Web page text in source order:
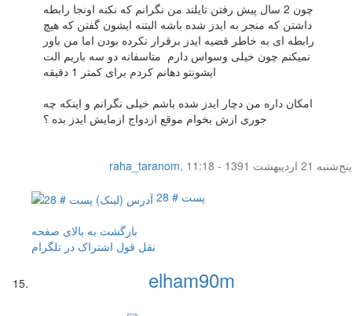
چون 2 سال پیش رفتن تایلند من نگرانم که نکنه اونجا رابطه
داشتن که منجر به ایدز شده باشه البتنه ایشون گفتن که هیچ
رابطه ای به خاطر قضیه ایدز برقرار نکرده بودن اما من باور
نمیکنم چون خیلی وسواس دارم متاسفانه دو سه باریم الت
ایشونتو دهانم کردم برای کمتر 1 دقیقه
امکان داره من دچار ایدز شده باشم خیلی نگرانم و اینکه چه
جوری ازش بخوام موقع ازدواج ازمایش ایدز بده ؟
raha_taranom,
پنج‌شنبه 21 اردیبهشت 1391 - 11:18
پست # 28
بازگشت به بالای صفحه
نقل قول اشتراک در تلگرام
elham90m